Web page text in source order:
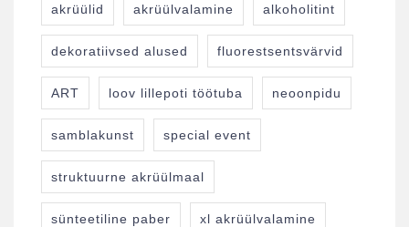
akrüülid akrüülvalamine alkoholitint
dekoratiivsed alused fluorestsentsvärvid
ART loov lillepoti töötuba neoonpidu
samblakunst special event
struktuurne akrüülmaal
sünteetiline paber xl akrüülvalamine